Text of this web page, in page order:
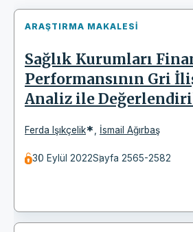
ARAŞTIRMA MAKALESI
Sağlık Kurumları
Performansının Gri
Analiz ile
Ferda Işıkçelik* İsmail Ağırbaş
30 Eylül 2022Sayfa 2565-2582